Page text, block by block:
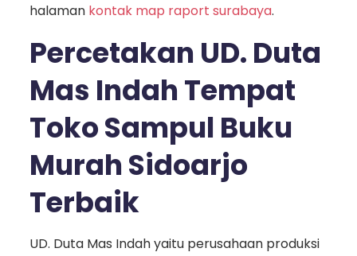
halaman kontak map raport surabaya.
Percetakan UD. Duta
Mas Indah Tempat
Toko Sampul Buku
Murah Sidoarjo
Terbaik
UD. Duta Mas Indah yaitu perusahaan produksi